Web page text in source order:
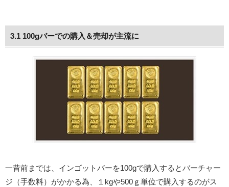
3.1 100gバーでの購入＆売却が主流に
一昔前までは、インゴットバーを100gで購入するとバーチャー
ジ（手数料）がかかる為、１kgや500ｇ単位で購入するのがス